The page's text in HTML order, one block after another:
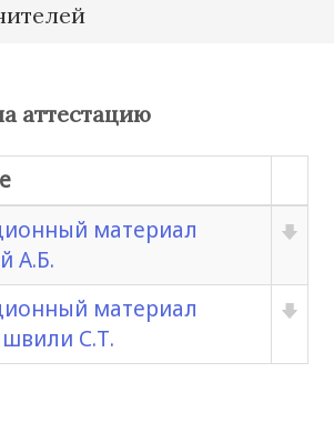
аттестацию
материал
А.Б.
материал
С.Т.